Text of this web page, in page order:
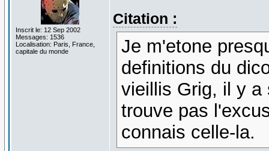
Inscrit le: 12 Sep 2002
Messages: 1536
Localisation: Paris, France,
capitale du monde
Citation :
Je m'etone
definitions du
vieillis Grig, il y a
trouve pas
connais celle-la.